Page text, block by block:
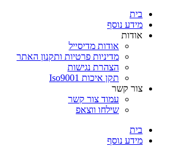
לְהַתְאָמַת
הָאֲתָר
הַמִּשְׁתַּמְּשִׁים
קוֹרֵא־מָסָךְ;
תַּפְרִיט
בית
מידע נוסף
אודות
אודות מדיסייל
מדיניות פרטיות ותקנון האתר
הצהרת נגישות
תקן איכות Iso9001
צור קשר
עמוד צור קשר
שילחו ווצאפ
בית
מידע נוסף